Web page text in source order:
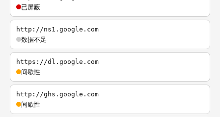
已屏蔽
http://ns1.google.com
数据不足
https://dl.google.com
间歇性
http://ghs.google.com
间歇性